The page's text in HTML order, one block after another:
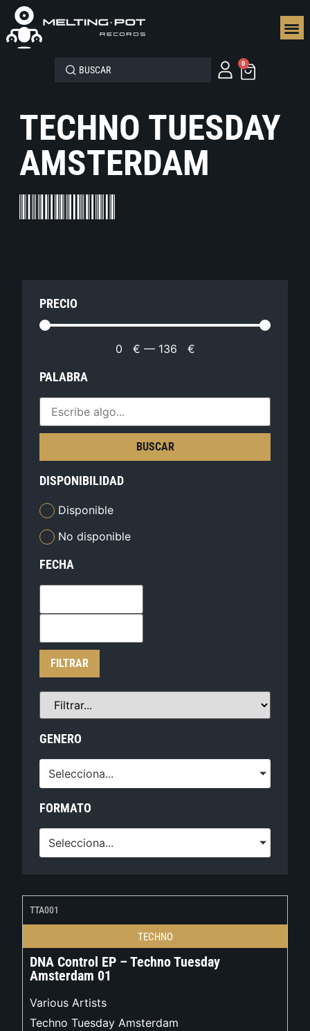
0
TECHNO TUESDAY
AMSTERDAM
PRECIO
0 € — 136 €
PALABRA
BUSCAR
DISPONIBILIDAD
Disponible
No disponible
FECHA
FILTRAR
GENERO
Selecciona...
FORMATO
Selecciona...
TTA001
TECHNO
DNA Control EP – Techno Tuesday
Amsterdam 01
Various Artists
Techno Tuesday Amsterdam